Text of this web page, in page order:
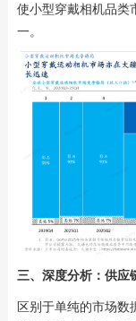
使小型穿戴相机品类
一。
三、 深度分析：供应
区别于单纯的市场数